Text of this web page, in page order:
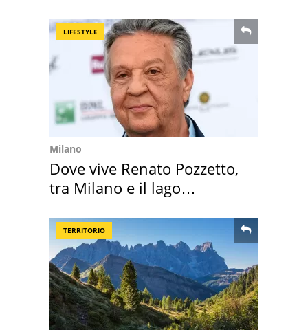
LIFESTYLE
Milano
Dove vive Renato Pozzetto,
tra Milano e il lago
TERRITORIO